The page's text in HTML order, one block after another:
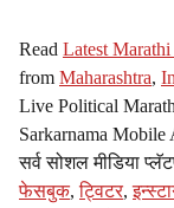
Read Latest
from Maharashtra,
Live Political
Sarkarnama Mobile
सर्व सोशल मीडिया
फेसबुक,ट्विटर,